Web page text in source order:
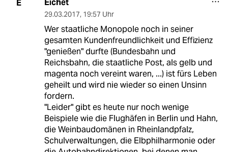
E Eichet
29.03.2017, 19:57 Uhr
Wer staatliche Monopole noch in seiner
gesamten Kundenfreundlichkeit und Effizienz
"genießen" durfte (Bundesbahn und
Reichsbahn, die staatliche Post, als gelb und
magenta noch vereint waren, ...) ist fürs Leben
geheilt und wird nie wieder so einen Unsinn
fordern.
"Leider" gibt es heute nur noch wenige
Beispiele wie die Flughäfen in Berlin und Hahn,
die Weinbaudomänen in Rheinlandpfalz,
Schulverwaltungen, die Elbphilharmonie oder